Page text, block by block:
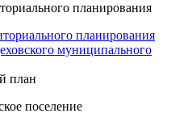
планирования
планирования
муниципального
план
поселение